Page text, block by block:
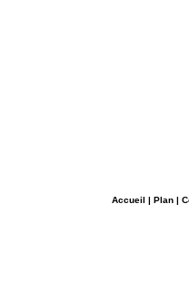
Accueil | Plan|